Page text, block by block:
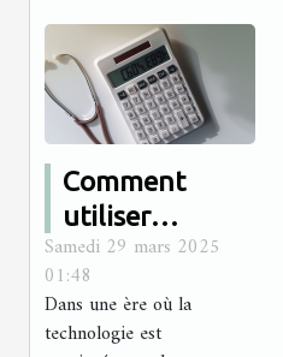
Comment
utiliser
efficacement
les
calculatrices
Samedi 29 mars 2025
01:48
Dans une ère où la
technologie est